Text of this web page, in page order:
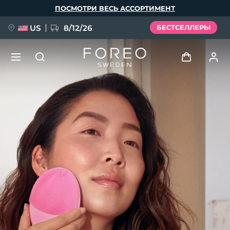
ПОСМОТРИ ВЕСЬ АССОРТИМЕНТ
US 8/12/26 БЕСТСЕЛЛЕРЫ
Профиль пользователя
Мои приборы
Мои заказы
Мои адреса
Мои подписки
НОВИНКА
FAQ™ Pure Beauty-Tech Elixir
BREAKING NEWS
issa™ Teeth Whitening Set
Язык
English Deutsch
Español
Français
Italiano
Português
Polski
Svenska
Русский
Türkçe
简体中文 繁體中文